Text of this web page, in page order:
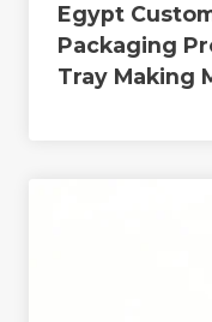
Egypt
Packaging
Tray Making